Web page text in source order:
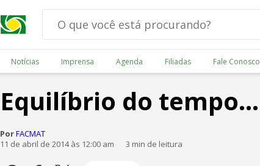
Notícias Imprensa Agenda Filiadas Fale Conosco
Equilíbrio do tempo…
PorFACMAT
11 de abril de 2014 às 12:00 am
3 min de leitura